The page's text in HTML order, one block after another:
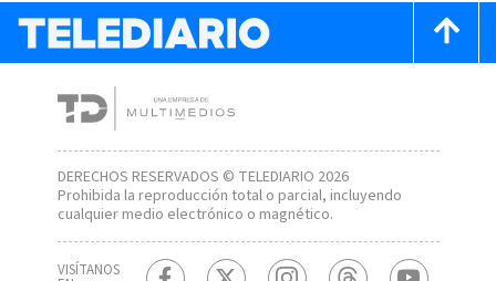
DERECHOS RESERVADOS © TELEDIARIO 2026
Prohibida la reproducción total o parcial, incluyendo
cualquier medio electrónico o magnético.
VISÍTANOS